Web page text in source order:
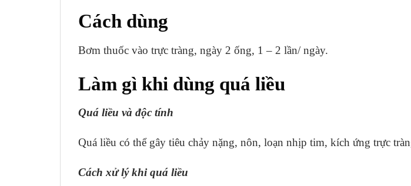
Cách dùng
Bơm thuốc vào trực tràng, ngày 2 ống, 1 – 2 lần/ ngày.
Làm gì khi dùng quá liều
Quá liều và độc tính
Quá liều có thể gây tiêu chảy nặng, nôn, loạn nhịp tim, kích ứng trực
Cách xử lý khi quá liều